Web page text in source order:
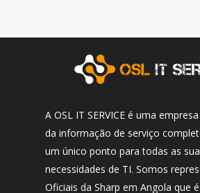
A OSL IT SERVICE é uma
da informação de serviço
um único ponto para todas as
necessidades de TI. Somos
Oficiais da Sharp em Angola que